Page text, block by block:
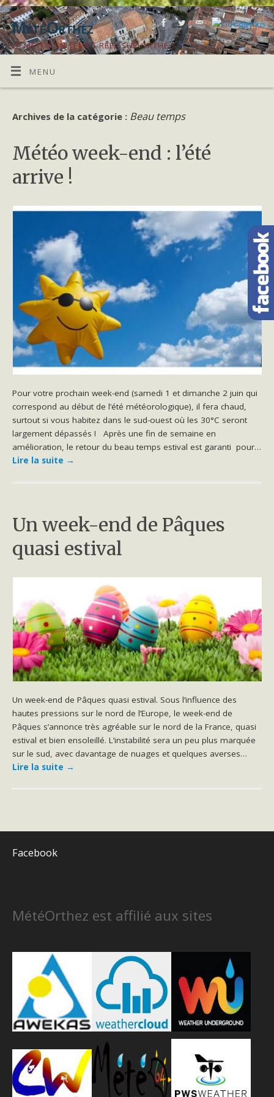
MétéOrthez
LA MÉTÉO EN TEMPS RÉEL SUR ORTHEZ
MENU
Archives de la catégorie : Beau temps
Météo week-end : l’été
arrive !
Pour votre prochain week-end (samedi 1 et dimanche 2 juin qui
correspond au début de l’été météorologique), il fera chaud,
surtout si vous habitez dans le sud-ouest où les 30°C seront
largement dépassés ! Après une fin de semaine en
amélioration, le retour du beau temps estival est garanti pour…
Lire la suite →
Un week-end de Pâques
quasi estival
Un week-end de Pâques quasi estival. Sous l’influence des
hautes pressions sur le nord de l’Europe, le week-end de
Pâques s’annonce très agréable sur le nord de la France, quasi
estival et bien ensoleillé. L’instabilité sera un peu plus marquée
sur le sud, avec davantage de nuages et quelques averses…
Lire la suite →
Facebook
MétéOrthez est affilié aux sites